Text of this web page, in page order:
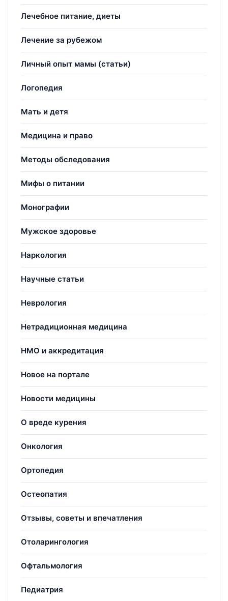
Лечебное питание, диеты
Лечение за рубежом
Личный опыт мамы (статьи)
Логопедия
Мать и детя
Медицина и право
Методы обследования
Мифы о питании
Монографии
Мужское здоровье
Наркология
Научные статьи
Неврология
Нетрадиционная медицина
НМО и аккредитация
Новое на портале
Новости медицины
О вреде курения
Онкология
Ортопедия
Остеопатия
Отзывы, советы и впечатления
Отоларингология
Офтальмология
Педиатрия